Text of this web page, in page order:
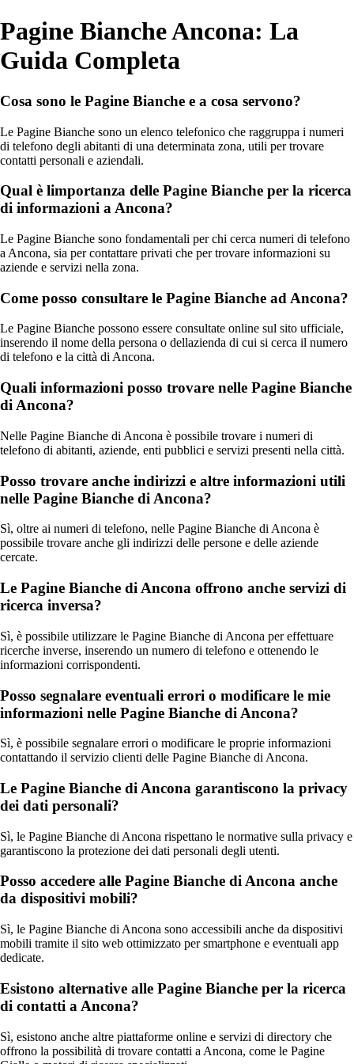
Pagine Bianche Ancona: La
Guida Completa
Cosa sono le Pagine Bianche e a cosa servono?
Le Pagine Bianche sono un elenco telefonico che raggruppa i numeri
di telefono degli abitanti di una determinata zona, utili per trovare
contatti personali e aziendali.
Qual è limportanza delle Pagine Bianche per la ricerca
di informazioni a Ancona?
Le Pagine Bianche sono fondamentali per chi cerca numeri di telefono
a Ancona, sia per contattare privati che per trovare informazioni su
aziende e servizi nella zona.
Come posso consultare le Pagine Bianche ad Ancona?
Le Pagine Bianche possono essere consultate online sul sito ufficiale,
inserendo il nome della persona o dellazienda di cui si cerca il numero
di telefono e la città di Ancona.
Quali informazioni posso trovare nelle Pagine Bianche
di Ancona?
Nelle Pagine Bianche di Ancona è possibile trovare i numeri di
telefono di abitanti, aziende, enti pubblici e servizi presenti nella città.
Posso trovare anche indirizzi e altre informazioni utili
nelle Pagine Bianche di Ancona?
Sì, oltre ai numeri di telefono, nelle Pagine Bianche di Ancona è
possibile trovare anche gli indirizzi delle persone e delle aziende
cercate.
Le Pagine Bianche di Ancona offrono anche servizi di
ricerca inversa?
Sì, è possibile utilizzare le Pagine Bianche di Ancona per effettuare
ricerche inverse, inserendo un numero di telefono e ottenendo le
informazioni corrispondenti.
Posso segnalare eventuali errori o modificare le mie
informazioni nelle Pagine Bianche di Ancona?
Sì, è possibile segnalare errori o modificare le proprie informazioni
contattando il servizio clienti delle Pagine Bianche di Ancona.
Le Pagine Bianche di Ancona garantiscono la privacy
dei dati personali?
Sì, le Pagine Bianche di Ancona rispettano le normative sulla privacy e
garantiscono la protezione dei dati personali degli utenti.
Posso accedere alle Pagine Bianche di Ancona anche
da dispositivi mobili?
Sì, le Pagine Bianche di Ancona sono accessibili anche da dispositivi
mobili tramite il sito web ottimizzato per smartphone e eventuali app
dedicate.
Esistono alternative alle Pagine Bianche per la ricerca
di contatti a Ancona?
Sì, esistono anche altre piattaforme online e servizi di directory che
offrono la possibilità di trovare contatti a Ancona, come le Pagine